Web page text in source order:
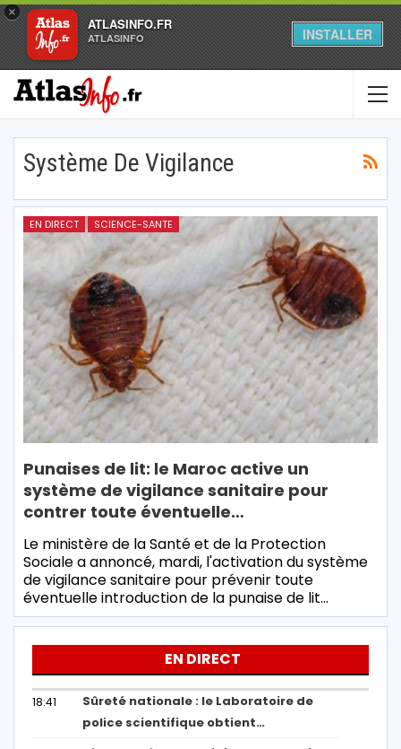
×
ATLASINFO.FR
ATLASINFO INSTALLER
Système De Vigilance
EN DIRECT SCIENCE-SANTE
Punaises de lit: le Maroc active un
système de vigilance sanitaire pour
contrer toute éventuelle…
Le ministère de la Santé et de la Protection
Sociale a annoncé, mardi, l'activation du système
de vigilance sanitaire pour prévenir toute
éventuelle introduction de la punaise de lit…
EN DIRECT
18:41
Sûreté nationale : le Laboratoire de
police scientifique obtient…